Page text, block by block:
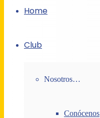
Home
Club
Nosotros…
Conócenos